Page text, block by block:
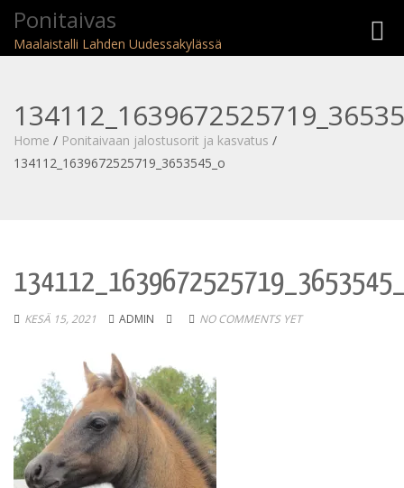
Ponitaivas
Maalaistalli Lahden Uudessakylässä
Home / Ponitaivaan jalostusorit ja kasvatus /
134112_1639672525719_3653545_o
KESÄ 15, 2021 ADMIN NO COMMENTS YET